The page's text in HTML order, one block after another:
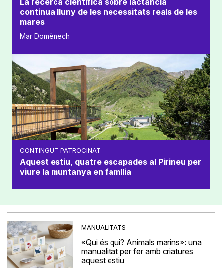
continua lluny de les necessitats reals de les
mares
Mar Domènech
CONTINGUT PATROCINAT
Aquest estiu, quatre escapades al Pirineu per
viure la muntanya en família
MANUALITATS
«Qui és qui? Animals marins»: una
manualitat per fer amb criatures
aquest estiu